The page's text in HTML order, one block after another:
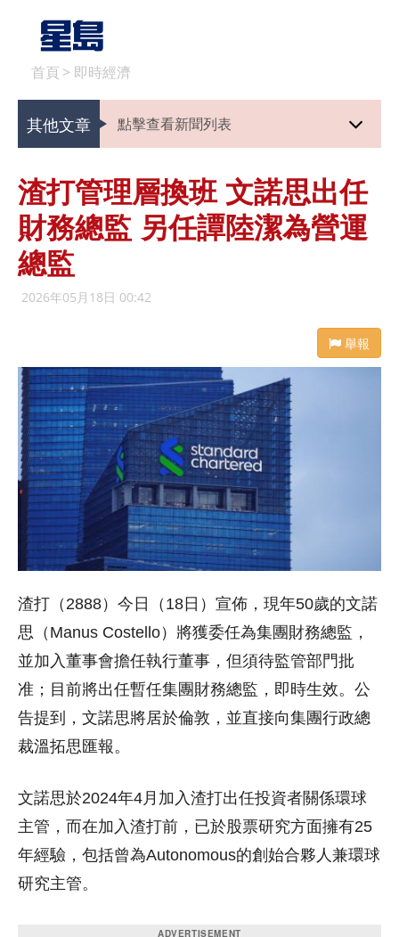
首頁 > 即時經濟
其他文章 點擊查看新聞列表
渣打管理層換班 文諾思出任
財務總監 另任譚陸潔為營運
總監
2026年05月18日 00:42
舉報
渣打（2888）今日（18日）宣佈，現年50歲的文諾
思（Manus Costello）將獲委任為集團財務總監，
並加入董事會擔任執行董事，但須待監管部門批
准；目前將出任暫任集團財務總監，即時生效。公
告提到，文諾思將居於倫敦，並直接向集團行政總
裁溫拓思匯報。
文諾思於2024年4月加入渣打出任投資者關係環球
主管，而在加入渣打前，已於股票研究方面擁有25
年經驗，包括曾為Autonomous的創始合夥人兼環球
研究主管。